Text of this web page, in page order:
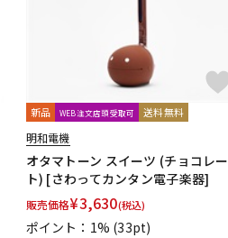
新品 WEB注文店頭受取可 送料無料
明和電機
オタマトーン スイーツ (チョコレー
ト) [さわってカンタン電子楽器]
販売価格¥3,630(税込)
ポイント：1% (33pt)